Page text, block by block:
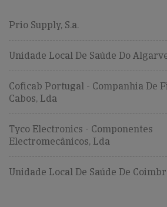
Prio Supply, S.a.
Unidade Local De Saúde Do
Coficab Portugal - Companhia De
Cabos, Lda
Tyco Electronics - Componentes
Electromecânicos, Lda
Unidade Local De Saúde De